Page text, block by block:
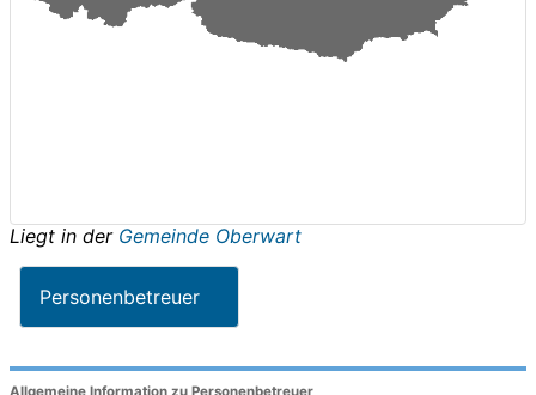
Liegt in der Gemeinde Oberwart
Personenbetreuer
Allgemeine Information zu Personenbetreuer